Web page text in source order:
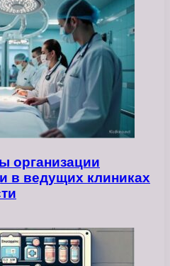
организации
в ведущих клиниках